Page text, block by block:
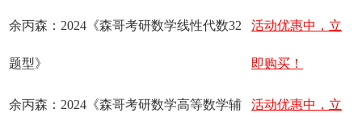
余丙森：2024《森哥考研数学线性代数32
题型》
活动优惠中，立
即购买！
余丙森：2024《森哥考研数学高等数学辅 活动优惠中，立